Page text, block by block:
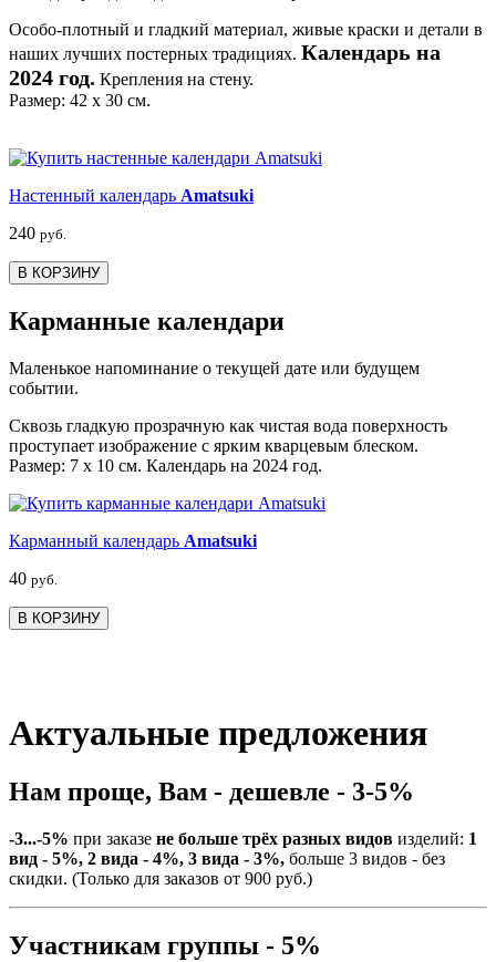
Особо-плотный и гладкий материал, живые краски и детали в
наших лучших постерных традициях. Календарь на
2024 год. Крепления на стену.
Размер: 42 х 30 см.
Настенный календарь Amatsuki
240 руб.
В КОРЗИНУ
Карманные календари
Маленькое напоминание о текущей дате или будущем
событии.
Сквозь гладкую прозрачную как чистая вода поверхность
проступает изображение с ярким кварцевым блеском.
Размер: 7 х 10 см. Календарь на 2024 год.
Карманный календарь Amatsuki
40 руб.
В КОРЗИНУ
Актуальные предложения
Нам проще, Вам - дешевле - 3-5%
-3...-5% при заказе не больше трёх разных видов изделий: 1
вид - 5%, 2 вида - 4%, 3 вида - 3%, больше 3 видов - без
скидки. (Только для заказов от 900 руб.)
Участникам группы - 5%